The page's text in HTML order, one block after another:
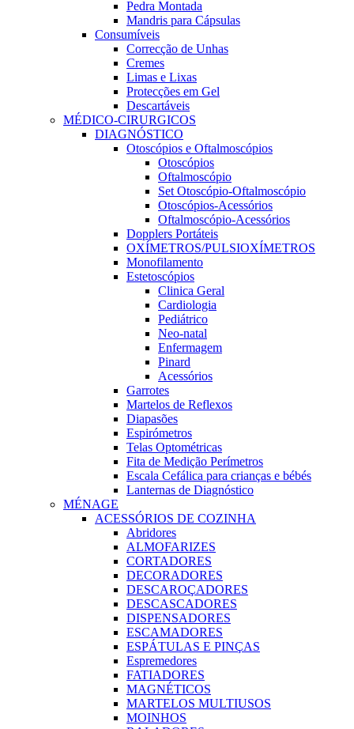
Pedra Montada
Mandris para Cápsulas
Consumíveis
Correcção de Unhas
Cremes
Limas e Lixas
Protecções em Gel
Descartáveis
MÉDICO-CIRURGICOS
DIAGNÓSTICO
Otoscópios e Oftalmoscópios
Otoscópios
Oftalmoscópio
Set Otoscópio-Oftalmoscópio
Otoscópios-Acessórios
Oftalmoscópio-Acessórios
Dopplers Portáteis
OXÍMETROS/PULSIOXÍMETROS
Monofilamento
Estetoscópios
Clinica Geral
Cardiologia
Pediátrico
Neo-natal
Enfermagem
Pinard
Acessórios
Garrotes
Martelos de Reflexos
Diapasões
Espirómetros
Telas Optométricas
Fita de Medição Perímetros
Escala Cefálica para crianças e bébés
Lanternas de Diagnóstico
MÉNAGE
ACESSÓRIOS DE COZINHA
Abridores
ALMOFARIZES
CORTADORES
DECORADORES
DESCAROÇADORES
DESCASCADORES
DISPENSADORES
ESCAMADORES
ESPÁTULAS E PINÇAS
Espremedores
FATIADORES
MAGNÉTICOS
MARTELOS MULTIUSOS
MOINHOS